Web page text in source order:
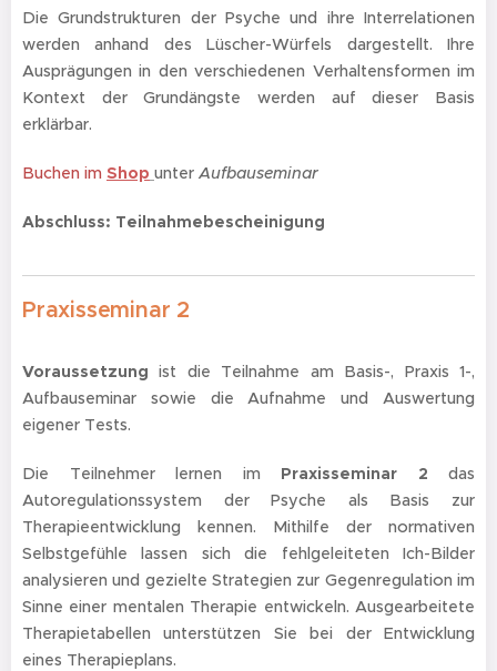
Die Grundstrukturen der Psyche und ihre Interrelationen
werden anhand des Lüscher-Würfels dargestellt. Ihre
Ausprägungen in den verschiedenen Verhaltensformen im
Kontext der Grundängste werden auf dieser Basis
erklärbar.
Buchen im Shop unter Aufbauseminar
Abschluss: Teilnahmebescheinigung
Praxisseminar 2
Voraussetzungist die Teilnahme am Basis-, Praxis 1-,
Aufbauseminar sowie die Aufnahme und Auswertung
eigener Tests.
Die Teilnehmer lernen im Praxisseminar 2 das
Autoregulationssystem der Psyche als Basis zur
Therapieentwicklung kennen. Mithilfe der normativen
Selbstgefühle lassen sich die fehlgeleiteten Ich-Bilder
analysieren und gezielte Strategien zur Gegenregulation im
Sinne einer mentalen Therapie entwickeln. Ausgearbeitete
Therapietabellen unterstützen Sie bei der Entwicklung
eines Therapieplans.